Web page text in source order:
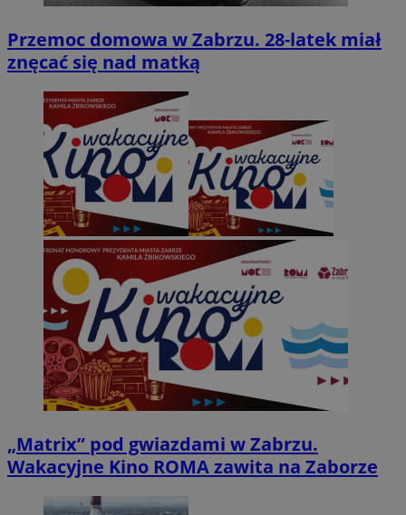
Przemoc domowa w Zabrzu. 28-latek miał
znęcać się nad matką
„Matrix” pod gwiazdami w Zabrzu.
Wakacyjne Kino ROMA zawita na Zaborze